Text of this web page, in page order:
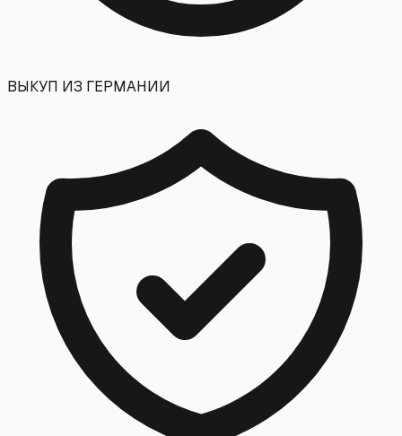
ВЫКУП ИЗ ГЕРМАНИИ